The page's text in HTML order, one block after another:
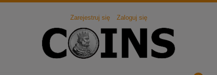
Zarejestruj się Zaloguj się